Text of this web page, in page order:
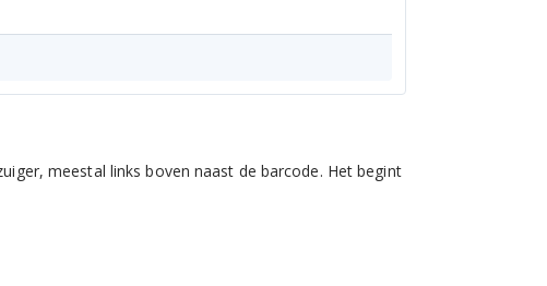
meestal links boven naast de barcode. Het begint